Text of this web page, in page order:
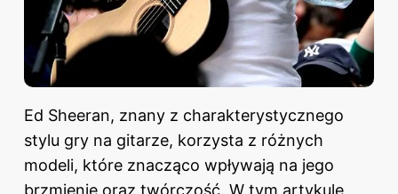
Ed Sheeran, znany z charakterystycznego
stylu gry na gitarze, korzysta z różnych
modeli, które znacząco wpływają na jego